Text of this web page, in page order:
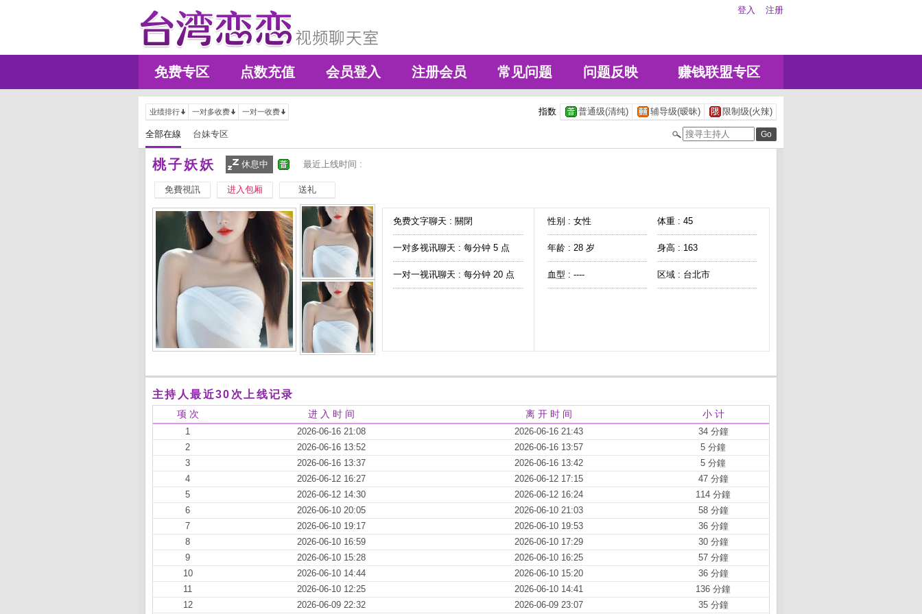
登入 注册
免费专区 点数充值 会员登入 注册会员 常见问题 问题反映 赚钱联盟专区
业绩排行 一对多收费 一对一收费 指数 普通级(清纯) 辅导级(暧昧) 限制级(火辣)
全部在線 台妹专区
桃子妖妖 休息中 最近上线时间 :
免費視訊 进入包厢 送礼
免费文字聊天 : 關閉
一对多视讯聊天 : 每分钟 5 点
一对一视讯聊天 : 每分钟 20 点
性别 : 女性 体重 : 45
年龄 : 28 岁 身高 : 163
血型 : ---- 区域 : 台北市
主持人最近30次上线记录
项 次 进 入 时 间 离 开 时 间 小 计
1 2026-06-16 21:08 2026-06-16 21:43
34 分鐘
2
2026-06-16 13:52 2026-06-16 13:57
5 分鐘
3
2026-06-16 13:37 2026-06-16 13:42
5 分鐘
4
2026-06-12 16:27 2026-06-12 17:15
47 分鐘
5
2026-06-12 14:30 2026-06-12 16:24
114 分鐘
6
2026-06-10 20:05 2026-06-10 21:03
58 分鐘
7
2026-06-10 19:17 2026-06-10 19:53
36 分鐘
8
2026-06-10 16:59 2026-06-10 17:29
30 分鐘
9
2026-06-10 15:28 2026-06-10 16:25
57 分鐘
10
2026-06-10 14:44 2026-06-10 15:20
36 分鐘
11
2026-06-10 12:25 2026-06-10 14:41
136 分鐘
12
2026-06-09 22:32 2026-06-09 23:07 35 分鐘